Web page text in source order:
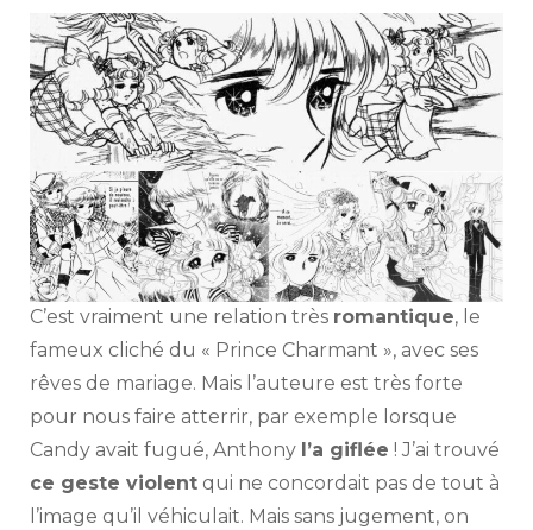
C’est vraiment une relation très romantique, le
fameux cliché du « Prince Charmant », avec ses
rêves de mariage. Mais l’auteure est très forte
pour nous faire atterrir, par exemple lorsque
Candy avait fugué, Anthony l’a giflée ! J’ai trouvé
ce geste violent qui ne concordait pas de tout à
l’image qu’il véhiculait. Mais sans jugement, on